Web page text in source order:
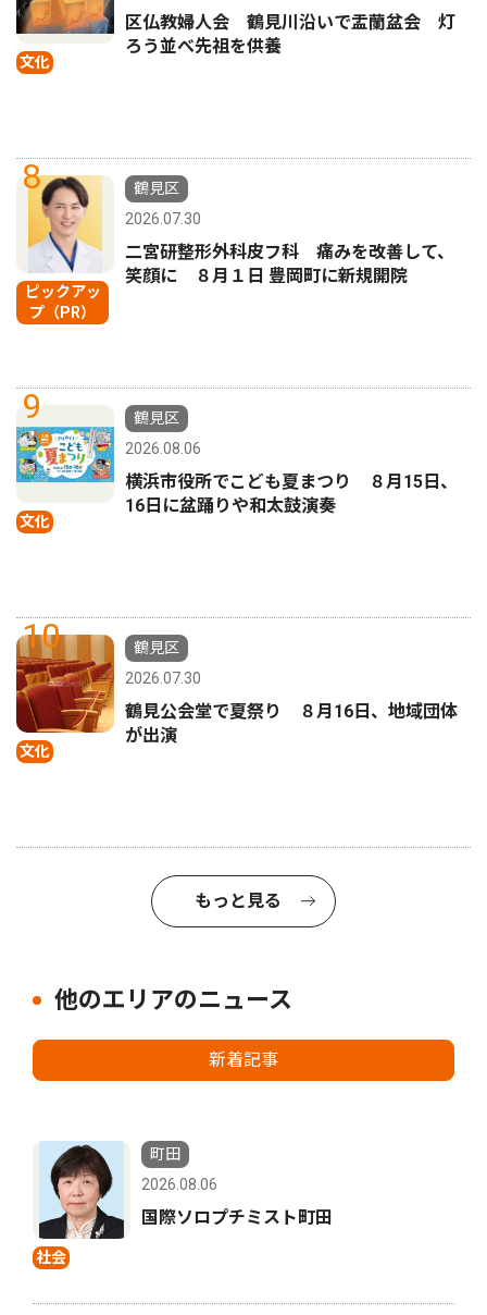
文化
区仏教婦人会 鶴見川沿いで盂蘭盆会 灯
ろう並べ先祖を供養
8
ピックアッ
プ（PR）
鶴見区
2026.07.30
二宮研整形外科皮フ科 痛みを改善して、
笑顔に ８月１日 豊岡町に新規開院
9
文化
鶴見区
2026.08.06
横浜市役所でこども夏まつり ８月15日、
16日に盆踊りや和太鼓演奏
10
文化
鶴見区
2026.07.30
鶴見公会堂で夏祭り ８月16日、地域団体
が出演
もっと見る
他のエリアのニュース
新着記事
社会
町田
2026.08.06
国際ソロプチミスト町田